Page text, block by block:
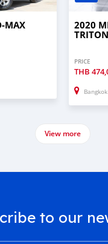
MAX 2020
TRITON
PRICE
THB
Bangkok
View more
to our